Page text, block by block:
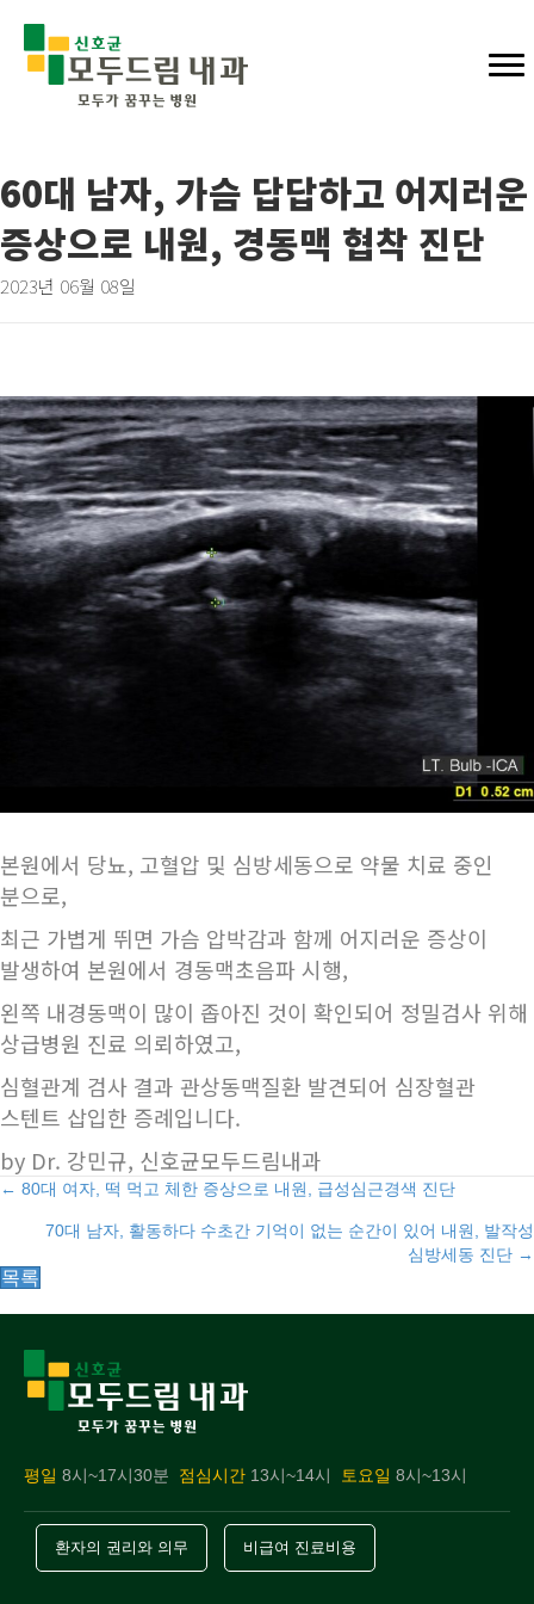
60대 남자, 가슴 답답하고 어지러운
증상으로 내원, 경동맥 협착 진단
2023년 06월 08일
본원에서 당뇨, 고혈압 및 심방세동으로 약물 치료 중인
분으로,
최근 가볍게 뛰면 가슴 압박감과 함께 어지러운 증상이
발생하여 본원에서 경동맥초음파 시행,
왼쪽 내경동맥이 많이 좁아진 것이 확인되어 정밀검사 위해
상급병원 진료 의뢰하였고,
심혈관계 검사 결과 관상동맥질환 발견되어 심장혈관
스텐트 삽입한 증례입니다.
by Dr. 강민규, 신호균모두드림내과
Posts
navigation
← 80대 여자, 떡 먹고 체한 증상으로 내원, 급성심근경색 진단
70대 남자, 활동하다 수초간 기억이 없는 순간이 있어 내원, 발작성
심방세동 진단 →
목록
평일 8시~17시30분 점심시간 13시~14시 토요일 8시~13시
환자의 권리와 의무 비급여 진료비용